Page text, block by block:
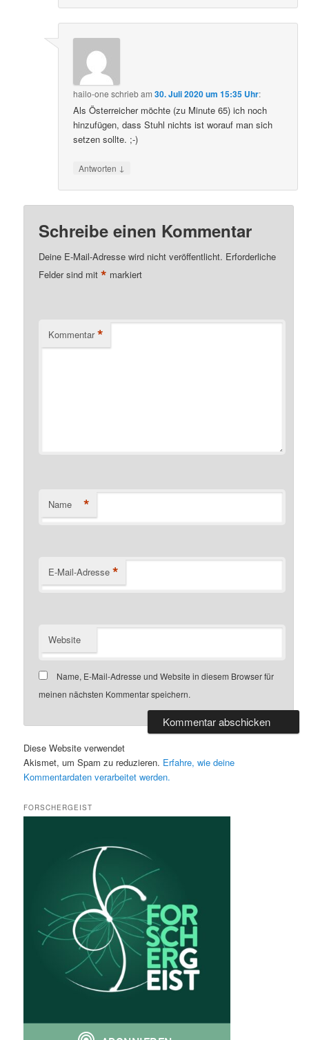
hailo-one schriebam30. Juli 2020 um 15:35 Uhr:
Als Österreicher möchte (zu Minute 65) ich noch
hinzufügen, dass Stuhl nichts ist worauf man sich
setzen sollte. ;-)
Antworten ↓
Schreibe einen Kommentar
Deine E-Mail-Adresse wird nicht veröffentlicht. Erforderliche
Felder sind mit* markiert
Kommentar *
Name *
E-Mail-Adresse *
Website
Name, E-Mail-Adresse und Website in diesem Browser für
meinen nächsten Kommentar speichern.
Diese Website verwendet
Akismet, um Spam zu reduzieren. Erfahre, wie deine
Kommentardaten verarbeitet werden.
FORSCHERGEIST